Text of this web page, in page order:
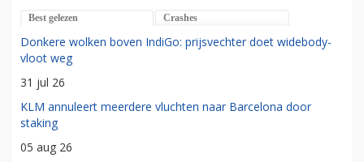
Best gelezen Crashes
Donkere wolken boven IndiGo: prijsvechter doet widebody-
vloot weg
31 jul 26
KLM annuleert meerdere vluchten naar Barcelona door
staking
05 aug 26